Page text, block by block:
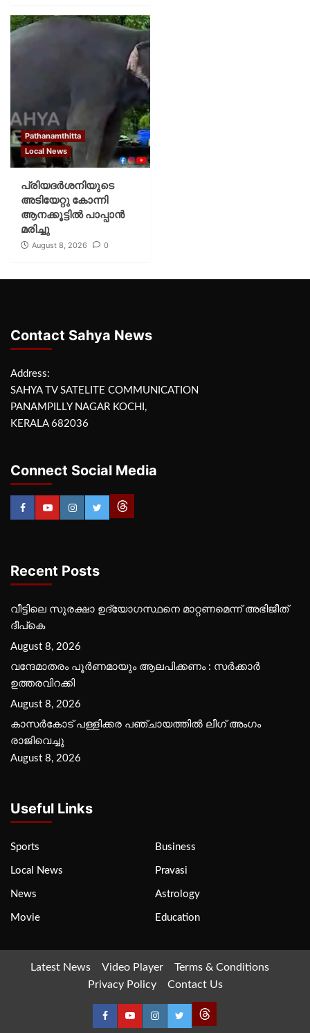
Pathanamthitta
Local News
പ്രിയദര്‍ശനിയുടെ
അടിയേറ്റു കോന്നി
ആനക്കൂട്ടില്‍ പാപ്പാൻ
മരിച്ചു
August 8, 2026 0
Contact Sahya News
Address:
SAHYA TV SATELITE COMMUNICATION
PANAMPILLY NAGAR KOCHI,
KERALA 682036
Connect Social Media
Recent Posts
വീട്ടിലെ സുരക്ഷാ ഉദ്യോഗസ്ഥനെ മാറ്റണമെന്ന് അഭിജീത്
ദീപ്‌കെ
August 8, 2026
വന്ദേമാതരം പൂര്‍ണമായും ആലപിക്കണം : സര്‍ക്കാര്‍
ഉത്തരവിറക്കി
August 8, 2026
കാസര്‍കോട് പള്ളിക്കര പഞ്ചായത്തില്‍ ലീഗ് അംഗം
രാജിവെച്ചു
August 8, 2026
Useful Links
Sports Business
Local News Pravasi
News Astrology
Movie Education
Latest News Video Player
Terms & Conditions
Privacy Policy
Contact Us